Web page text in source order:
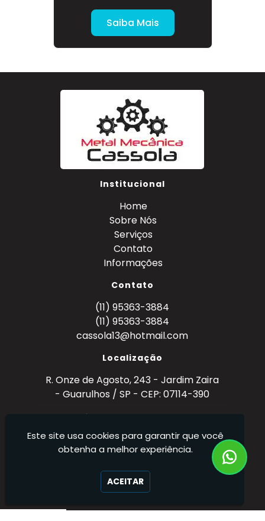
Saiba Mais
Institucional
Home
Sobre Nós
Serviços
Contato
Informações
Contato
(11) 95363-3884
(11) 95363-3884
cassola13@hotmail.com
Localização
R. Onze de Agosto, 243 - Jardim Zaira
- Guarulhos / SP - CEP: 07114-390
Metal Mecânica Cassola - Metalurgia – Ferro,
Este site usa cookies para garantir que você
obtenha a melhor experiência.
ACEITAR